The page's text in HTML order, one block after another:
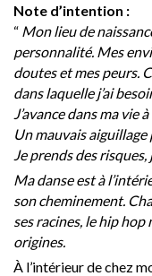
Note d’intention :
“ Mon lieu de
personnalité. Mes
doutes et mes peurs.
dans laquelle j’ai
J’avance dans ma vie
Un mauvais
Je prends des risques,
Ma danse est à
son cheminement.
ses racines, le hip hop
origines.
À l’intérieur de chez